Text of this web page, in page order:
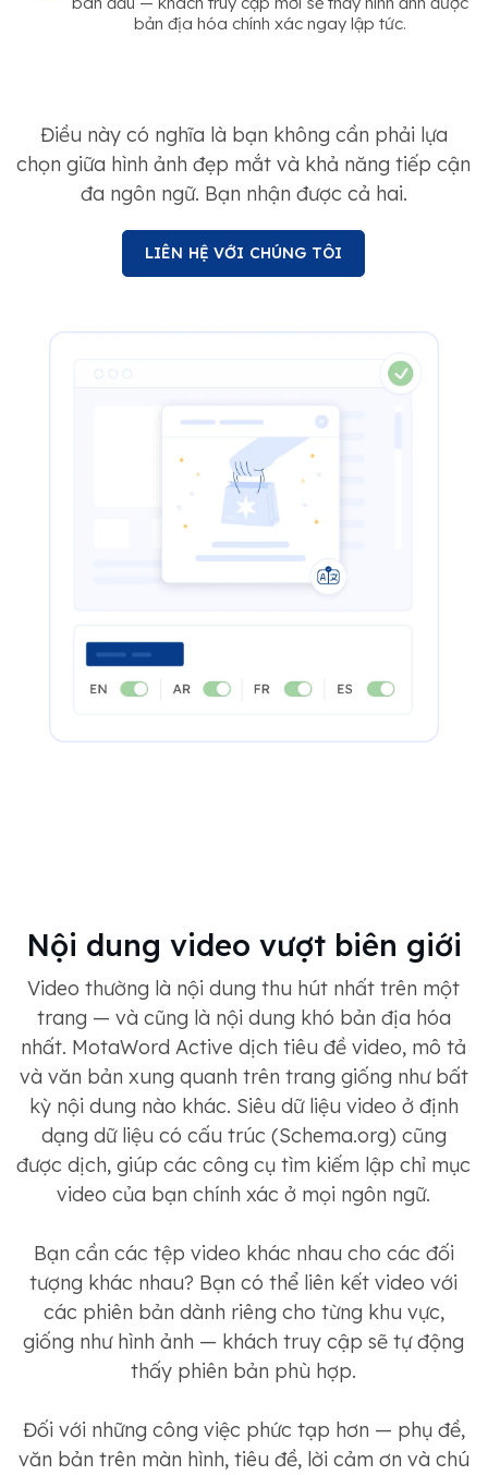
bản địa hóa chính xác ngay lập tức.
Điều này có nghĩa là bạn không cần phải lựa
chọn giữa hình ảnh đẹp mắt và khả năng tiếp cận
đa ngôn ngữ. Bạn nhận được cả hai.
LIÊN HỆ VỚI CHÚNG TÔI
Nội dung video vượt biên giới
Video thường là nội dung thu hút nhất trên một
trang — và cũng là nội dung khó bản địa hóa
nhất. MotaWord Active dịch tiêu đề video, mô tả
và văn bản xung quanh trên trang giống như bất
kỳ nội dung nào khác. Siêu dữ liệu video ở định
dạng dữ liệu có cấu trúc (Schema.org) cũng
được dịch, giúp các công cụ tìm kiếm lập chỉ mục
video của bạn chính xác ở mọi ngôn ngữ.
Bạn cần các tệp video khác nhau cho các đối
tượng khác nhau? Bạn có thể liên kết video với
các phiên bản dành riêng cho từng khu vực,
giống như hình ảnh — khách truy cập sẽ tự động
thấy phiên bản phù hợp.
Đối với những công việc phức tạp hơn — phụ đề,
văn bản trên màn hình, tiêu đề, lời cảm ơn và chú